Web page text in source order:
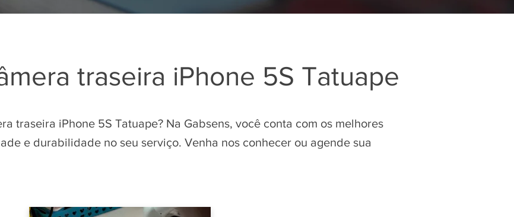
traseira iPhone 5S Tatuape
traseira iPhone 5S Tatuape? Na Gabsens, você conta com os melhores
e durabilidade no seu serviço. Venha nos conhecer ou agende sua